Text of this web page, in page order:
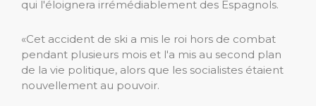
qui l'éloignera irrémédiablement des Espagnols.
«Cet accident de ski a mis le roi hors de combat
pendant plusieurs mois et l'a mis au second plan
de la vie politique, alors que les socialistes étaient
nouvellement au pouvoir.